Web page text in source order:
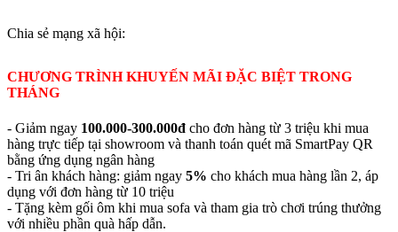
Chia sẻ mạng xã hội:
CHƯƠNG TRÌNH KHUYẾN MÃI ĐẶC BIỆT TRONG
THÁNG
- Giảm ngay 100.000-300.000đ cho đơn hàng từ 3 triệu khi mua
hàng trực tiếp tại showroom và thanh toán quét mã SmartPay QR
bằng ứng dụng ngân hàng
- Tri ân khách hàng: giảm ngay 5% cho khách mua hàng lần 2, áp
dụng với đơn hàng từ 10 triệu
- Tặng kèm gối ôm khi mua sofa và tham gia trò chơi trúng thưởng
với nhiều phần quà hấp dẫn.